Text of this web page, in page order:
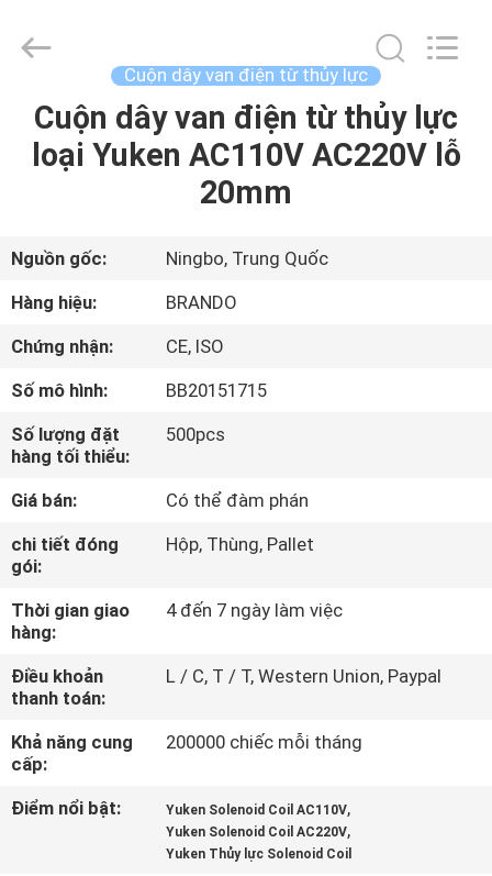
NHÀ
VỀ
CHÚNG
CHUYẾN
THAM
QUAN
NHÀ
KIỂM
SOÁT
CHẤT
LƯỢNG
Brando
Hardware
Reserved.
Cuộn dây van điện từ thủy lực
Cuộn dây van điện từ thủy lực
loại Yuken AC110V AC220V lỗ
20mm
Nguồn gốc:
Ningbo, Trung Quốc
Hàng hiệu:
BRANDO
Chứng nhận:
CE, ISO
Số mô hình:
BB20151715
Số lượng đặt
hàng tối thiểu:
500pcs
Giá bán:
Có thể đàm phán
chi tiết đóng
gói:
Hộp, Thùng, Pallet
Thời gian giao
hàng:
4 đến 7 ngày làm việc
Điều khoản
thanh toán:
L / C, T / T, Western Union, Paypal
Khả năng cung
cấp:
200000 chiếc mỗi tháng
Điểm nổi bật: Yuken Solenoid Coil AC110V,
Yuken Solenoid Coil AC220V,
Yuken Thủy lực Solenoid Coil